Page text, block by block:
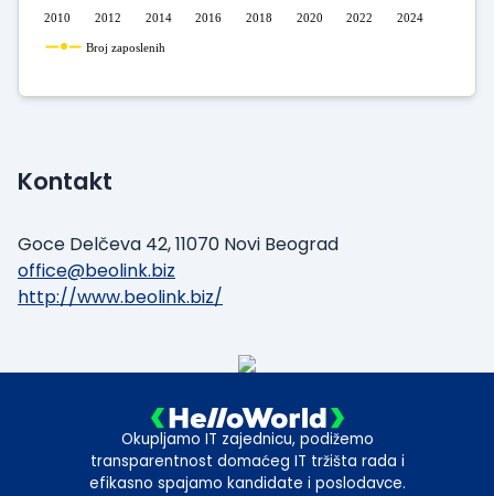
2010 2012 2014 2016 2018 2020 2022 2024
Broj zaposlenih
Kontakt
Goce Delčeva 42, 11070 Novi Beograd
office@beolink.biz
http://www.beolink.biz/
Okupljamo IT zajednicu, podižemo
transparentnost domaćeg IT tržišta rada i
efikasno spajamo kandidate i poslodavce.